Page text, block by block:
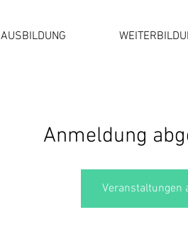
AUSBILDUNG
Anmeldung
Veranstaltungen